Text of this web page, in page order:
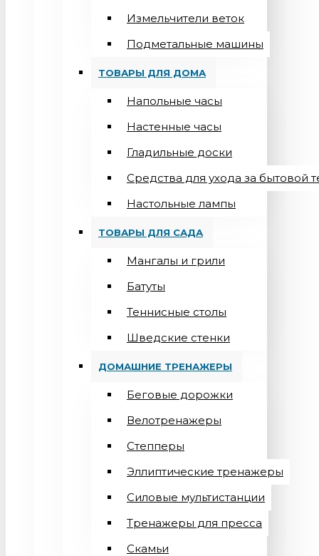
Измельчители веток
Подметальные машины
ТОВАРЫ ДЛЯ ДОМА
Напольные часы
Настенные часы
Гладильные доски
Средства для ухода за бытовой
Настольные лампы
ТОВАРЫ ДЛЯ САДА
Мангалы и грили
Батуты
Теннисные столы
Шведские стенки
ДОМАШНИЕ ТРЕНАЖЕРЫ
Беговые дорожки
Велотренажеры
Степперы
Эллиптические тренажеры
Силовые мультистанции
Тренажеры для пресса
Скамьи